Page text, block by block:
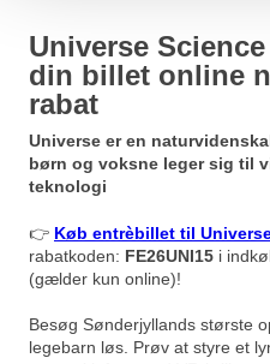
Universe
din billet online
rabat
Universe er en
børn og voksne leger sig til
teknologi
👉 Køb entrèbillet til
rabatkoden: FE26UNI15 i
(gælder kun online)!
Besøg Sønderjyllands største
legebarn løs. Prøv at styre et